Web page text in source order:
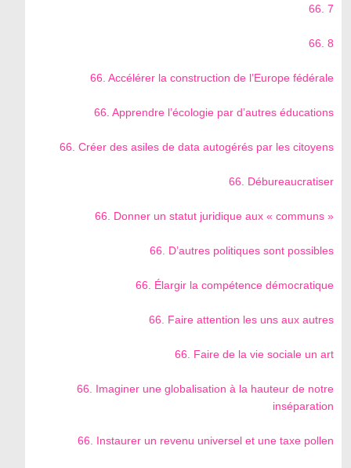
66. 7
66. 8
66. Accélérer la construction de l’Europe fédérale
66. Apprendre l’écologie par d’autres éducations
66. Créer des asiles de data autogérés par les citoyens
66. Débureaucratiser
66. Donner un statut juridique aux « communs »
66. D’autres politiques sont possibles
66. Élargir la compétence démocratique
66. Faire attention les uns aux autres
66. Faire de la vie sociale un art
66. Imaginer une globalisation à la hauteur de notre
inséparation
66. Instaurer un revenu universel et une taxe pollen